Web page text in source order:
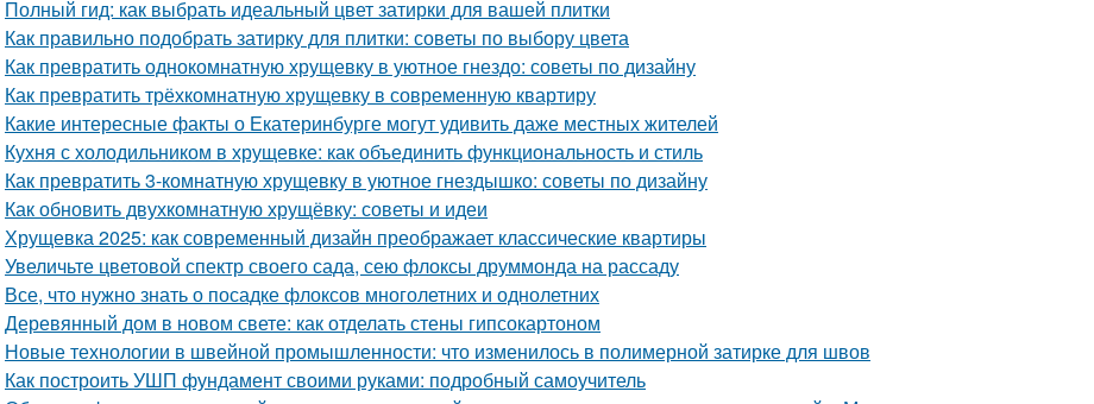
Полный гид: как выбрать идеальный цвет затирки для вашей плитки
Как правильно подобрать затирку для плитки: советы по выбору цвета
Как превратить однокомнатную хрущевку в уютное гнездо: советы по дизайну
Как превратить трёхкомнатную хрущевку в современную квартиру
Какие интересные факты о Екатеринбурге могут удивить даже местных жителей
Кухня с холодильником в хрущевке: как объединить функциональность и стиль
Как превратить 3-комнатную хрущевку в уютное гнездышко: советы по дизайну
Как обновить двухкомнатную хрущёвку: советы и идеи
Хрущевка 2025: как современный дизайн преображает классические квартиры
Увеличьте цветовой спектр своего сада, сею флоксы друммонда на рассаду
Все, что нужно знать о посадке флоксов многолетних и однолетних
Деревянный дом в новом свете: как отделать стены гипсокартоном
Новые технологии в швейной промышленности: что изменилось в полимерной затирке для швов
Как построить УШП фундамент своими руками: подробный самоучитель